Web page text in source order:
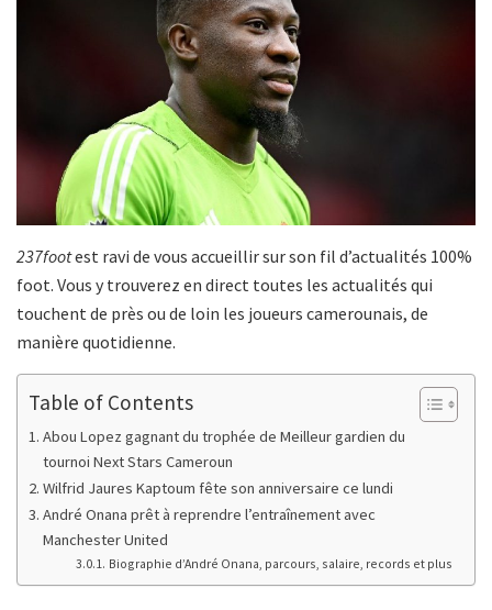
237footest ravi de vous accueillir sur son fil d’actualités 100%
foot. Vous y trouverez en direct toutes les actualités qui
touchent de près ou de loin les joueurs camerounais, de
manière quotidienne.
Table of Contents
Abou Lopez gagnant du trophée de Meilleur gardien du
tournoi Next Stars Cameroun
Wilfrid Jaures Kaptoum fête son anniversaire ce lundi
André Onana prêt à reprendre l’entraînement avec
Manchester United
Biographie d’André Onana, parcours, salaire, records et plus